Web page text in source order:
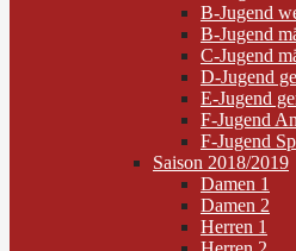
B-Jugend
B-Jugend
C-Jugend
D-Jugend
E-Jugend
F-Jugend
F-Jugend
Saison 2018/2019
Damen 1
Damen 2
Herren 1